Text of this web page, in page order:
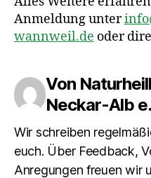
Anmeldung unter
wannweil.de oder
Von
Neckar-Alb
Wir schreiben
euch. Über Feedback,
Anregungen freuen wir